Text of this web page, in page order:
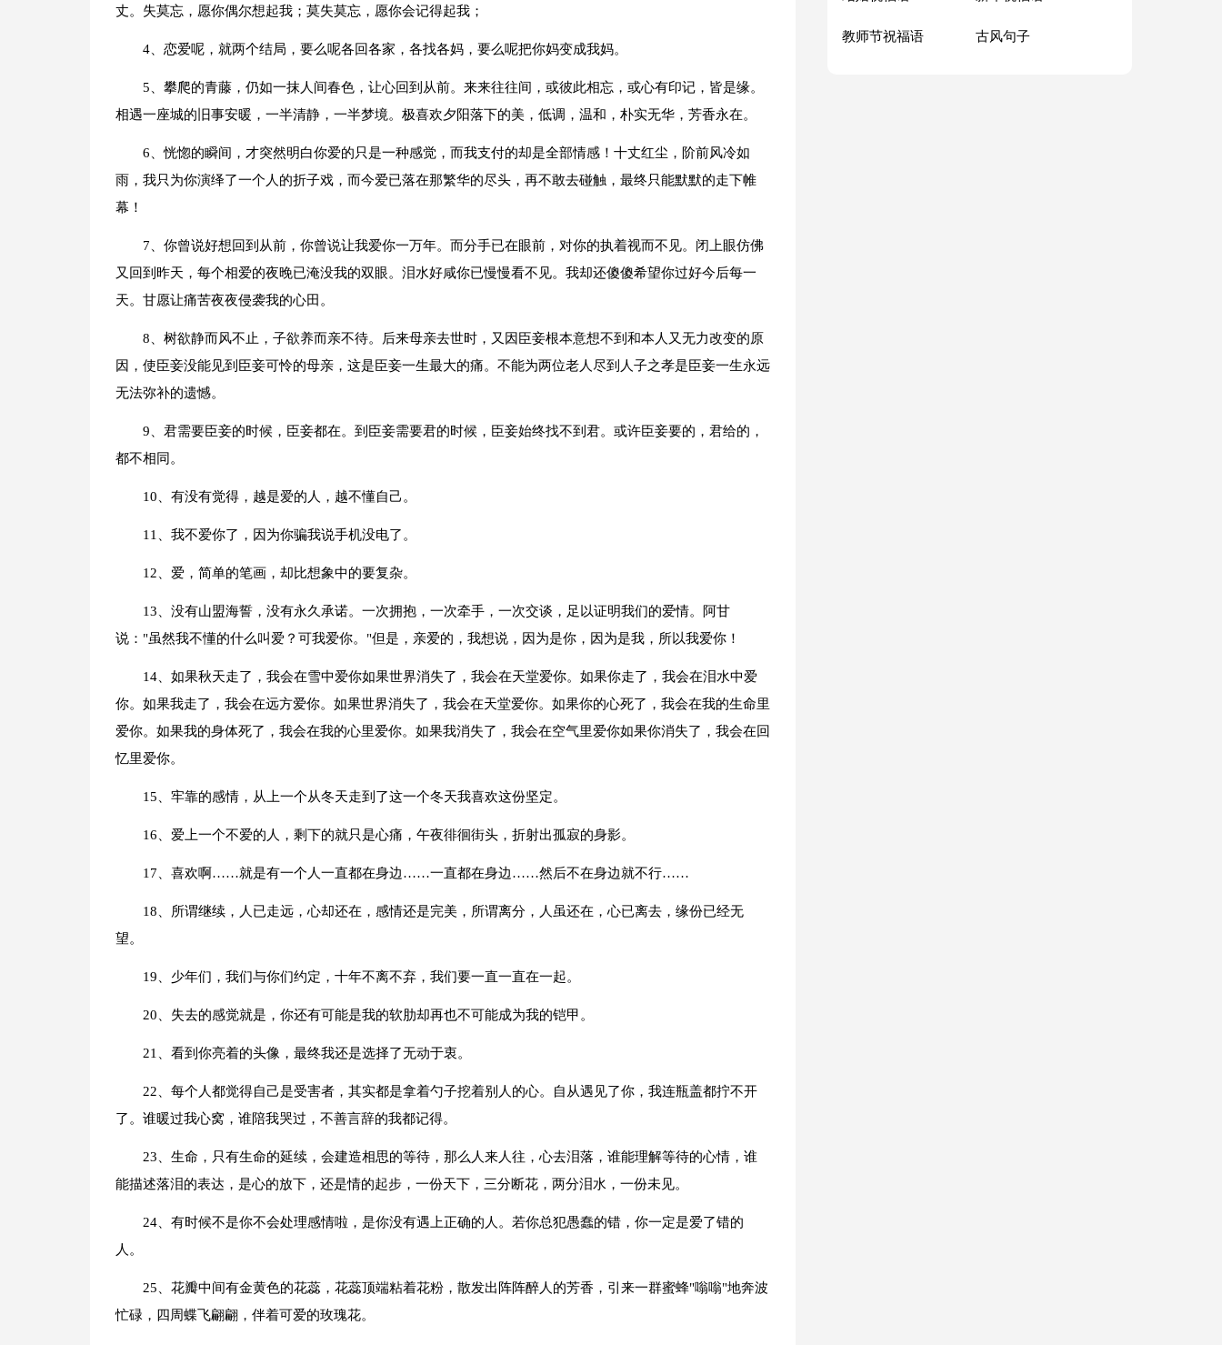
丈。失莫忘，愿你偶尔想起我；莫失莫忘，愿你会记得起我；
4、恋爱呢，就两个结局，要么呢各回各家，各找各妈，要么呢把你妈变成我妈。
5、攀爬的青藤，仍如一抹人间春色，让心回到从前。来来往往间，或彼此相忘，或心有印记，皆是缘。
相遇一座城的旧事安暖，一半清静，一半梦境。极喜欢夕阳落下的美，低调，温和，朴实无华，芳香永在。
6、恍惚的瞬间，才突然明白你爱的只是一种感觉，而我支付的却是全部情感！十丈红尘，阶前风冷如
雨，我只为你演绎了一个人的折子戏，而今爱已落在那繁华的尽头，再不敢去碰触，最终只能默默的走下帷
幕！
7、你曾说好想回到从前，你曾说让我爱你一万年。而分手已在眼前，对你的执着视而不见。闭上眼仿佛
又回到昨天，每个相爱的夜晚已淹没我的双眼。泪水好咸你已慢慢看不见。我却还傻傻希望你过好今后每一
天。甘愿让痛苦夜夜侵袭我的心田。
8、树欲静而风不止，子欲养而亲不待。后来母亲去世时，又因臣妾根本意想不到和本人又无力改变的原
因，使臣妾没能见到臣妾可怜的母亲，这是臣妾一生最大的痛。不能为两位老人尽到人子之孝是臣妾一生永远
无法弥补的遗憾。
9、君需要臣妾的时候，臣妾都在。到臣妾需要君的时候，臣妾始终找不到君。或许臣妾要的，君给的，
都不相同。
10、有没有觉得，越是爱的人，越不懂自己。
11、我不爱你了，因为你骗我说手机没电了。
12、爱，简单的笔画，却比想象中的要复杂。
13、没有山盟海誓，没有永久承诺。一次拥抱，一次牵手，一次交谈，足以证明我们的爱情。阿甘
说："虽然我不懂的什么叫爱？可我爱你。"但是，亲爱的，我想说，因为是你，因为是我，所以我爱你！
14、如果秋天走了，我会在雪中爱你如果世界消失了，我会在天堂爱你。如果你走了，我会在泪水中爱
你。如果我走了，我会在远方爱你。如果世界消失了，我会在天堂爱你。如果你的心死了，我会在我的生命里
爱你。如果我的身体死了，我会在我的心里爱你。如果我消失了，我会在空气里爱你如果你消失了，我会在回
忆里爱你。
15、牢靠的感情，从上一个从冬天走到了这一个冬天我喜欢这份坚定。
16、爱上一个不爱的人，剩下的就只是心痛，午夜徘徊街头，折射出孤寂的身影。
17、喜欢啊……就是有一个人一直都在身边……一直都在身边……然后不在身边就不行……
18、所谓继续，人已走远，心却还在，感情还是完美，所谓离分，人虽还在，心已离去，缘份已经无
望。
19、少年们，我们与你们约定，十年不离不弃，我们要一直一直在一起。
20、失去的感觉就是，你还有可能是我的软肋却再也不可能成为我的铠甲。
21、看到你亮着的头像，最终我还是选择了无动于衷。
22、每个人都觉得自己是受害者，其实都是拿着勺子挖着别人的心。自从遇见了你，我连瓶盖都拧不开
了。谁暖过我心窝，谁陪我哭过，不善言辞的我都记得。
23、生命，只有生命的延续，会建造相思的等待，那么人来人往，心去泪落，谁能理解等待的心情，谁
能描述落泪的表达，是心的放下，还是情的起步，一份天下，三分断花，两分泪水，一份未见。
24、有时候不是你不会处理感情啦，是你没有遇上正确的人。若你总犯愚蠢的错，你一定是爱了错的
人。
25、花瓣中间有金黄色的花蕊，花蕊顶端粘着花粉，散发出阵阵醉人的芳香，引来一群蜜蜂"嗡嗡"地奔波
忙碌，四周蝶飞翩翩，伴着可爱的玫瑰花。
教师节祝福语 古风句子